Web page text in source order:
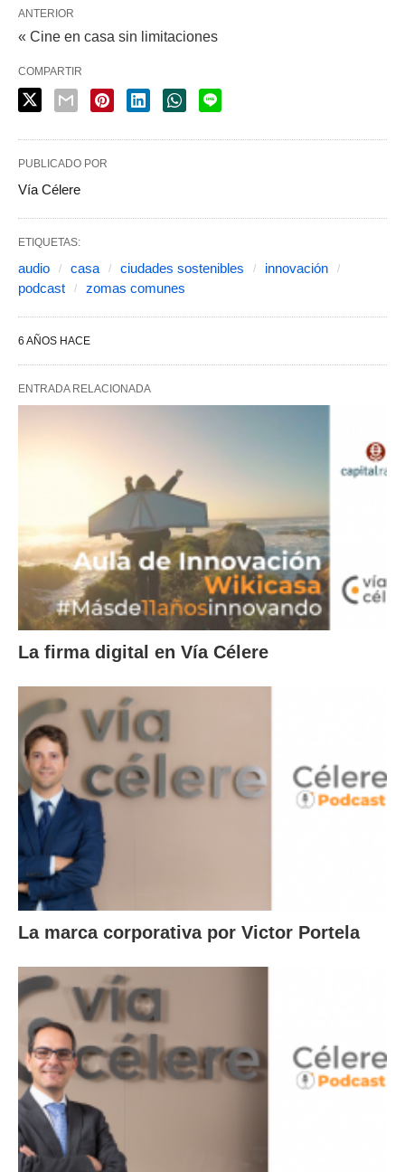
ANTERIOR
« Cine en casa sin limitaciones
COMPARTIR
PUBLICADO POR
Vía Célere
ETIQUETAS:
audio casa ciudades sostenibles
innovación
podcast
zomas comunes
6 AÑOS HACE
ENTRADA RELACIONADA
La firma digital en Vía Célere
La marca corporativa por Victor Portela